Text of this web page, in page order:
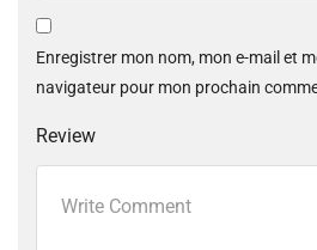
Enregistrer mon nom, mon e-mail et
navigateur pour mon prochain
Review